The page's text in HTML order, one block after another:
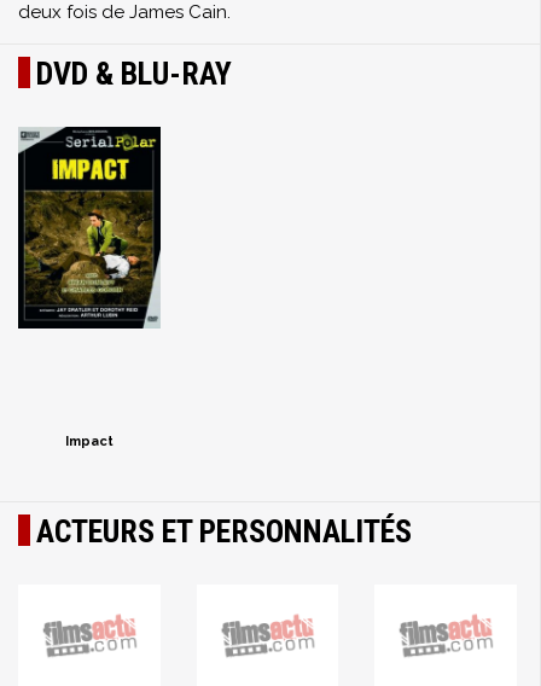
deux fois de James Cain.
DVD & BLU-RAY
Impact
ACTEURS ET PERSONNALITÉS